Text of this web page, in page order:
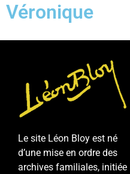
Véronique
Le site Léon Bloy est né
d’une mise en ordre des
archives familiales, initiée